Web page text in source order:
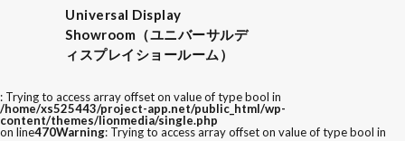
Universal Display
Showroom（ユニバーサルデ
ィスプレイショールーム）
: Trying to access array offset on value of type bool in
/home/xs525443/project-app.net/public_html/wp-
content/themes/lionmedia/single.php
on line470Warning: Trying to access array offset on value of type bool in